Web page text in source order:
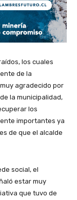
los cuales
de la
agradecido por
la municipalidad,
los
importantes ya
de que el alcalde
social, el
estar muy
que tuvo de